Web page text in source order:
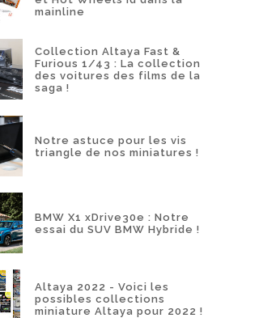
mainline
Collection Altaya Fast &
Furious 1/43 : La collection
des voitures des films de la
saga !
Notre astuce pour les vis
triangle de nos miniatures !
BMW X1 xDrive30e : Notre
essai du SUV BMW Hybride !
Altaya 2022 - Voici les
possibles collections
miniature Altaya pour 2022 !